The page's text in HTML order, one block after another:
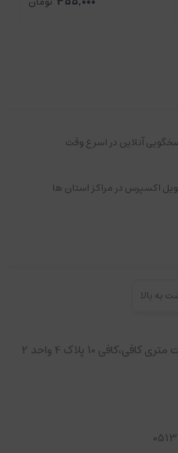
آنلاین در اسرع وقت
اکسپرس در مراکز استان ها
به بالا